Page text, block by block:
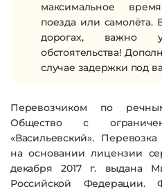
максимальное
поезда или
дорогах, важно
обстоятельства!
случае задержки под
Перевозчиком по
Общество с
«Васильевский».
на основании лицензии
декабря 2017 г. выдана
Российской Федерации.